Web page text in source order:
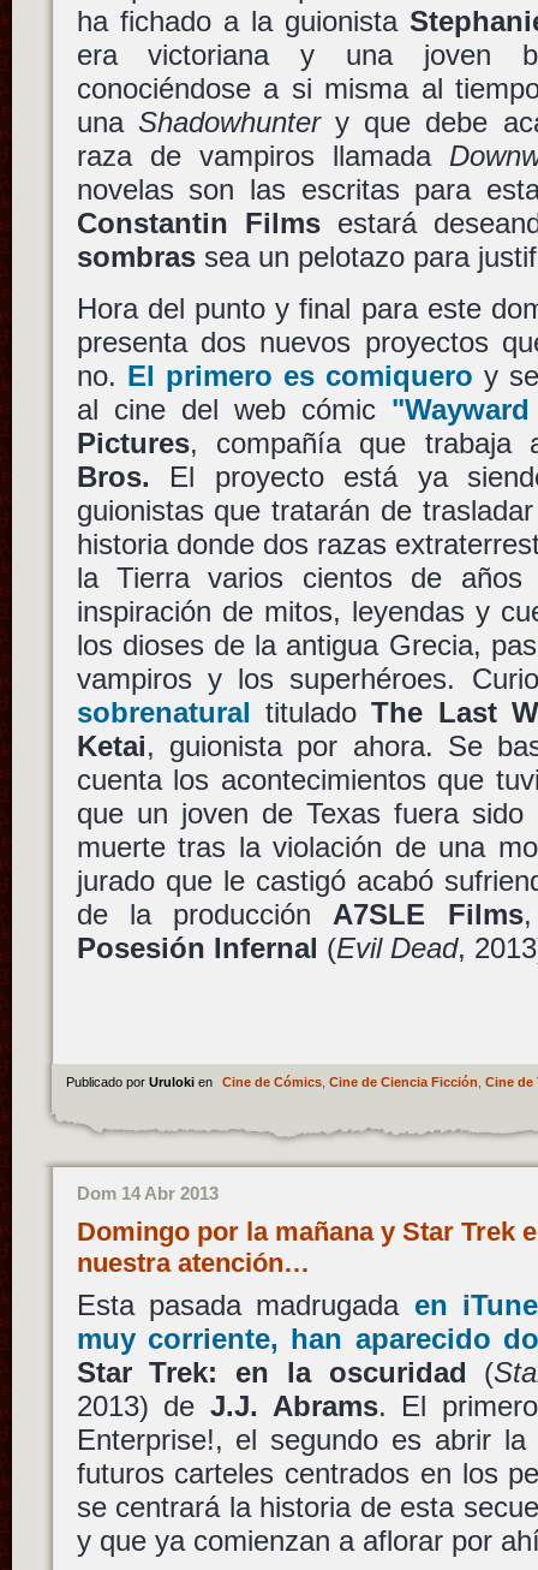
ha fichado a la guionista
era victoriana y una joven
conociéndose a si misma al
una Shadowhuntery que debe
raza de vampiros llamada
novelas son las escritas para
Constantin Filmsestará
sombrassea un pelotazo para
Hora del punto y final para este
presenta dos nuevos proyectos
no. El primero es comiquero y
al cine del web cómic
Pictures, compañía que
Bros. El proyecto está ya
guionistas que tratarán de
historia donde dos razas
la Tierra varios cientos de
inspiración de mitos, leyendas y
los dioses de la antigua Grecia,
vampiros y los superhéroes.
sobrenatural tituladoThe Last
Ketai, guionista por ahora. Se
cuenta los acontecimientos que
que un joven de Texas fuera sido
muerte tras la violación de una
jurado que le castigó acabó
de la producción A7SLE Films
Posesión Infernal (Evil Dead,
Publicado por Uruloki en Cine de Cómics, Cine de Ciencia Ficción Cine de
Dom 14 Abr 2013
Domingo por la mañana y Star Trek
nuestra atención…
Esta pasada madrugada en
muy corriente, han aparecido
Star Trek: en la oscuridad (
2013) de J.J. Abrams. El
Enterprise!, el segundo es abrir
futuros carteles centrados en los
se centrará la historia de esta
y que ya comienzan a aflorar por